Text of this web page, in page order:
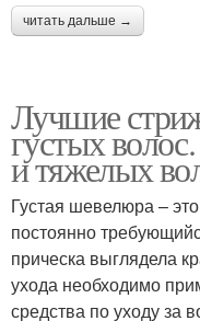
читать дальше →
Лучшие
густых
и тяжелых
Густая шевелюра –
постоянно
прическа выглядела
ухода необходимо
средства по уходу за